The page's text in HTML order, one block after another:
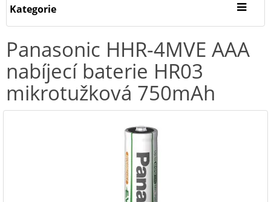
Kategorie
Panasonic HHR-4MVE AAA
nabíjecí baterie HR03
mikrotužková 750mAh